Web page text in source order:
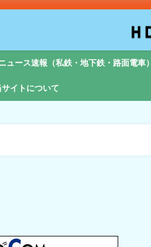
ュース速報（私鉄・地下鉄・路面電車）
サイトについて